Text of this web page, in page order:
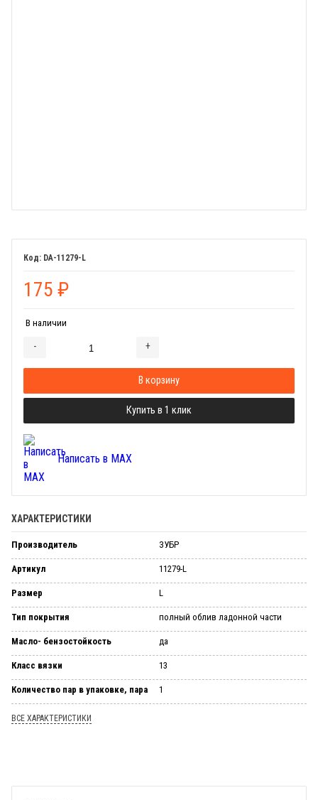
DA-11279-L
175 ₽
В наличии
- +
В корзину
Купить в 1 клик
Написать в MAX
ХАРАКТЕРИСТИКИ
Производитель ЗУБР
Артикул 11279-L
Размер L
Тип покрытия полный облив ладонной части
Масло- бензостойкость да
Класс вязки 13
Количество пар в упаковке, пара 1
ВСЕ ХАРАКТЕРИСТИКИ